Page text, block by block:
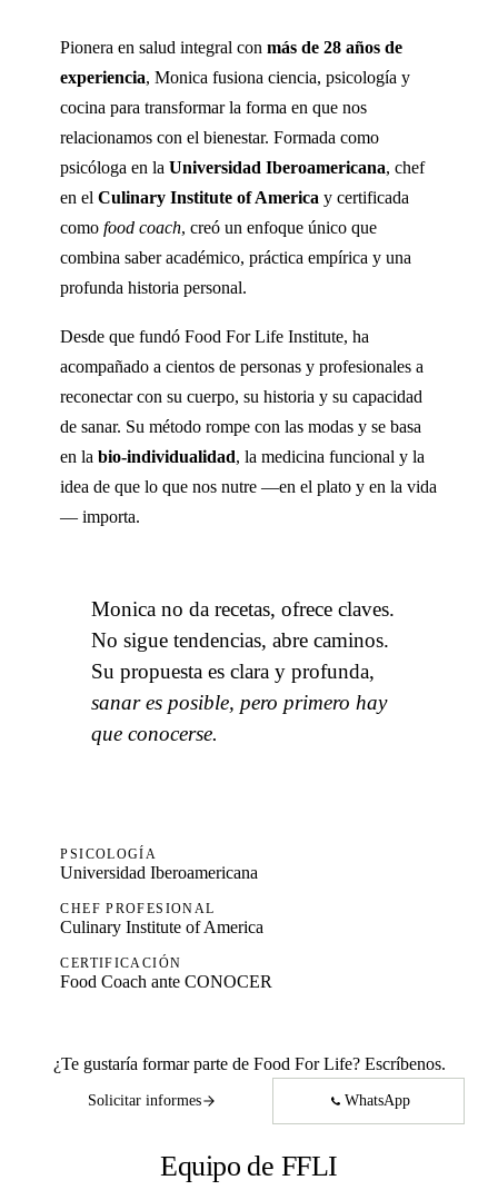
Pionera en salud integral conmás de 28 años de
experiencia, Monica fusiona ciencia, psicología y
cocina para transformar la forma en que nos
relacionamos con el bienestar. Formada como
psicóloga en la Universidad Iberoamericana, chef
en el Culinary Institute of America y certificada
como food coach, creó un enfoque único que
combina saber académico, práctica empírica y una
profunda historia personal.
Desde que fundó Food For Life Institute, ha
acompañado a cientos de personas y profesionales a
reconectar con su cuerpo, su historia y su capacidad
de sanar. Su método rompe con las modas y se basa
en la bio-individualidad, la medicina funcional y la
idea de que lo que nos nutre —en el plato y en la vida
— importa.
Monica no da recetas, ofrece claves.
No sigue tendencias, abre caminos.
Su propuesta es clara y profunda,
sanar es posible, pero primero hay
que conocerse.
PSICOLOGÍA
Universidad Iberoamericana
CHEF PROFESIONAL
Culinary Institute of America
CERTIFICACIÓN
Food Coach ante CONOCER
¿Te gustaría formar parte de Food For Life? Escríbenos.
Solicitar informes WhatsApp
Equipo de FFLI